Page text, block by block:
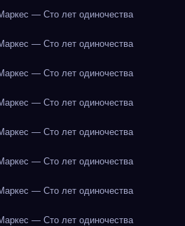
— Сто лет одиночества
— Сто лет одиночества
— Сто лет одиночества
— Сто лет одиночества
— Сто лет одиночества
— Сто лет одиночества
— Сто лет одиночества
— Сто лет одиночества